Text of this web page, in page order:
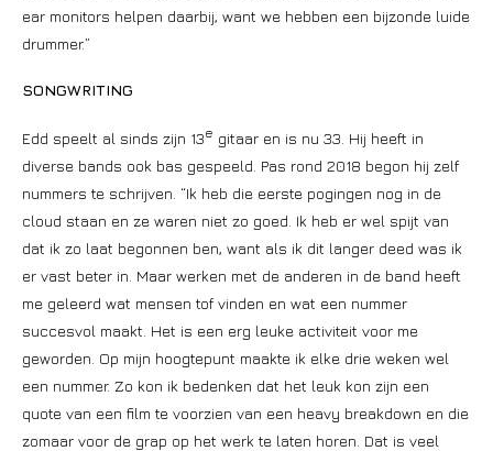
ear monitors helpen daarbij, want we hebben een bijzonde luide
drummer.”
SONGWRITING
Edd speelt al sinds zijn 13e gitaar en is nu 33. Hij heeft in
diverse bands ook bas gespeeld. Pas rond 2018 begon hij zelf
nummers te schrijven. “Ik heb die eerste pogingen nog in de
cloud staan en ze waren niet zo goed. Ik heb er wel spijt van
dat ik zo laat begonnen ben, want als ik dit langer deed was ik
er vast beter in. Maar werken met de anderen in de band heeft
me geleerd wat mensen tof vinden en wat een nummer
succesvol maakt. Het is een erg leuke activiteit voor me
geworden. Op mijn hoogtepunt maakte ik elke drie weken wel
een nummer. Zo kon ik bedenken dat het leuk kon zijn een
quote van een film te voorzien van een heavy breakdown en die
zomaar voor de grap op het werk te laten horen. Dat is veel